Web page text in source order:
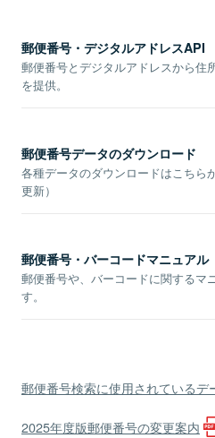
郵便番号・デジタルアドレスAPI
郵便番号とデジタルアドレスから住
を提供。
郵便番号データのダウンロード
各種データのダウンロードはこちら
更新）
郵便番号・バーコードマニュアル
郵便番号や、バーコードに関するマ
す。
郵便番号検索に使用されているデ
2025年度版郵便番号の変更案内